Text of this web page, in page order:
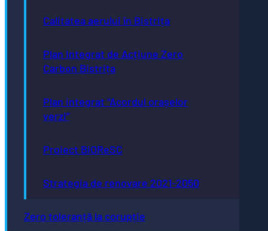
Calitatea aerului în Bistrița
Plan Integrat de Acțiune Zero
Carbon Bistrița
Plan integrat “Acordul orașelor
verzi”
Proiect BiOReSC
Strategia de renovare 2021-2050
Zero toleranță la corupție
Adresă
Piaţa Centrală nr.6 Bistriţa, 420040
Telefon
0263-224706; 0263-223923;
0263-224508
Europene
- Oraș
Autism
Bistrița